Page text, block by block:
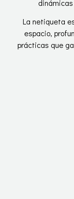
La netiqueta
espacio,
prácticas que